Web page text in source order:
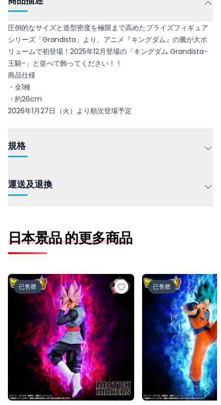
圧倒的なサイズと造型密度を極限まで高めたプライズフィギュア
シリーズ「Grandista」より、アニメ『キングダム』の騰が大ボ
リュームで初登場！2025年12月登場の「キングダム Grandista-
王騎-」と並べて飾ってください！！
商品仕様
・全1種
・約26cm
2026年1月27日（火）より順次登場予定
規格
運送及退換
日本景品 的更多商品
ドラゴンボール超 MATCH MAKERS ゴクウブラック-超サ
已售罄
ドラゴンボール超
已售罄